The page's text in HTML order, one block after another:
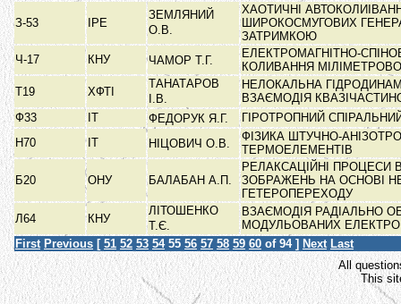
З-53 ІРЕ
ЗЕМЛЯНИЙ
О.В.
ХАОТИЧНІ
ШИРОКОСМУГОВИХ
ЗАТРИМКОЮ
Ч-17
КНУ ЧАМОР Т.Г.
ЕЛЕКТРОМАГНІТНО-
КОЛИВАННЯ
Т19
ХФТІ
ТАНАТАРОВ
І.В.
НЕЛОКАЛЬНА
ВЗАЄМОДІЯ
Ф33
ІТ ФЕДОРУК Я.Г.
ГІРОТРОПНИЙ
Н70
ІТ НІЦОВИЧ О.В.
ФІЗИКА ШТУЧНО-
ТЕРМОЕЛЕМЕНТІВ
Б20 ОНУ БАЛАБАН А.П.
РЕЛАКСАЦІЙНІ ПРОЦЕСИ
ЗОБРАЖЕНЬ НА ОСНОВІ
ГЕТЕРОПЕРЕХОДУ
Л64
КНУ
ЛІТОШЕНКО
Т.Є.
ВЗАЄМОДІЯ РАДІАЛЬНО
МОДУЛЬОВАНИХ
First Previous [ 51 52 53 54 55 56 57 58 59 60 of 94 ] Next Last
All
This